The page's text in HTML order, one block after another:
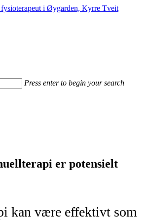
Press enter to begin your search
er potensielt
kan være effektivt som